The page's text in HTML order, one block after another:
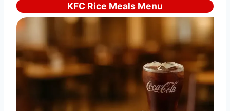
KFC Rice Meals Menu